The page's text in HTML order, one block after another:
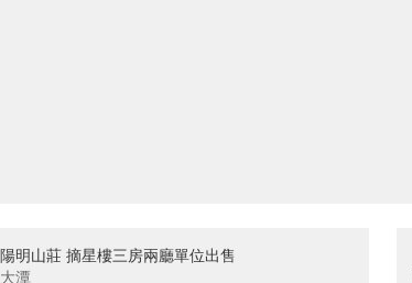
陽明山莊 摘星樓三房兩廳單位出售
大潭